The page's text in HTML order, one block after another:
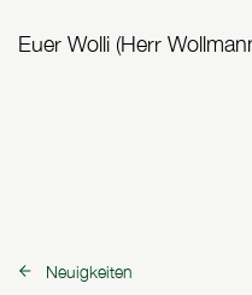
Euer Wolli (Herr
zurück zu:
Neuigkeiten